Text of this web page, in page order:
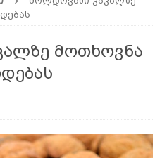
მოთხოვნა